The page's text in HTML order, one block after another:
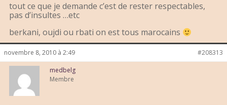
tout ce que je demande c’est de rester respectables,
pas d’insultes …etc
berkani, oujdi ou rbati on est tous marocains
novembre 8, 2010 à 2:49 #208313
medbelg
Membre